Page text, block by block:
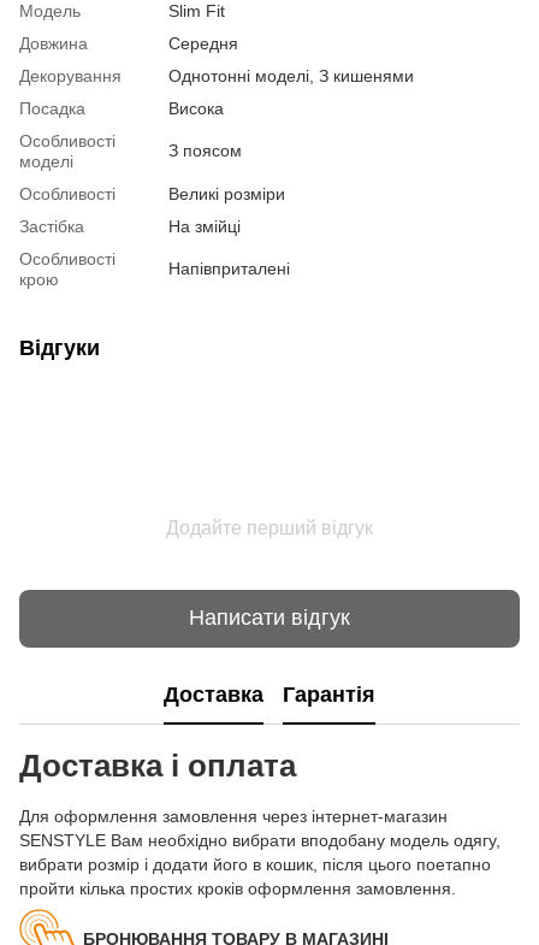
Модель
Slim Fit
Довжина
Середня
Декорування
Однотонні моделі, З кишенями
Посадка
Висока
Особливості
моделі
З поясом
Особливості
Великі розміри
Застібка
На змійці
Особливості
крою
Напівприталені
Відгуки
Додайте перший відгук
Написати відгук
Доставка Гарантія
Доставка і оплата
Для оформлення замовлення через інтернет-магазин
SENSTYLE Вам необхідно вибрати вподобану модель одягу,
вибрати розмір і додати його в кошик, після цього поетапно
пройти кілька простих кроків оформлення замовлення.
БРОНЮВАННЯ ТОВАРУ В МАГАЗИНІ